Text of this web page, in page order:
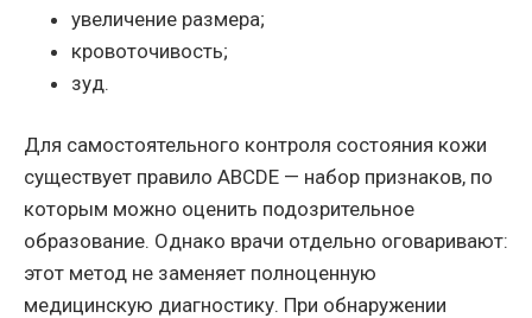
увеличение размера;
кровоточивость;
зуд.
Для самостоятельного контроля состояния кожи
существует правило ABCDE — набор признаков, по
которым можно оценить подозрительное
образование. Однако врачи отдельно оговаривают:
этот метод не заменяет полноценную
медицинскую диагностику. При обнаружении